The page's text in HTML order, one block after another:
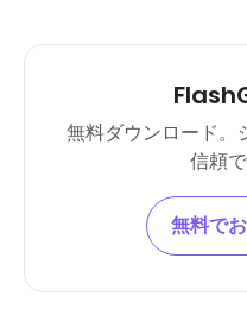
無料ダウンロード。
信頼
無料で